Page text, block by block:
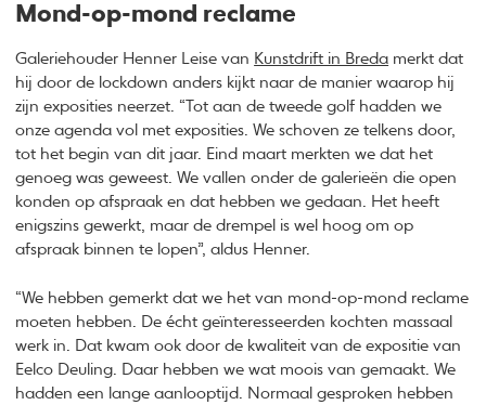
Mond-op-mond reclame
Galeriehouder Henner Leise van Kunstdrift in Breda merkt dat
hij door de lockdown anders kijkt naar de manier waarop hij
zijn exposities neerzet. “Tot aan de tweede golf hadden we
onze agenda vol met exposities. We schoven ze telkens door,
tot het begin van dit jaar. Eind maart merkten we dat het
genoeg was geweest. We vallen onder de galerieën die open
konden op afspraak en dat hebben we gedaan. Het heeft
enigszins gewerkt, maar de drempel is wel hoog om op
afspraak binnen te lopen”, aldus Henner.
“We hebben gemerkt dat we het van mond-op-mond reclame
moeten hebben. De écht geïnteresseerden kochten massaal
werk in. Dat kwam ook door de kwaliteit van de expositie van
Eelco Deuling. Daar hebben we wat moois van gemaakt. We
hadden een lange aanlooptijd. Normaal gesproken hebben